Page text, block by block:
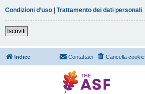
Condizioni d’uso | Trattamento dei dati personali
Iscriviti
Indice Cancella cookie
Contattaci